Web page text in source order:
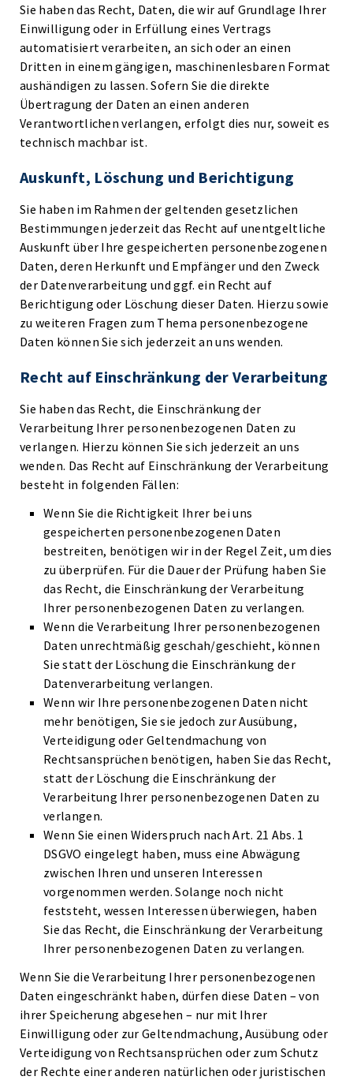
Sie haben das Recht, Daten, die wir auf Grundlage Ihrer
Einwilligung oder in Erfüllung eines Vertrags
automatisiert verarbeiten, an sich oder an einen
Dritten in einem gängigen, maschinenlesbaren Format
aushändigen zu lassen. Sofern Sie die direkte
Übertragung der Daten an einen anderen
Verantwortlichen verlangen, erfolgt dies nur, soweit es
technisch machbar ist.
Auskunft, Löschung und Berichtigung
Sie haben im Rahmen der geltenden gesetzlichen
Bestimmungen jederzeit das Recht auf unentgeltliche
Auskunft über Ihre gespeicherten personenbezogenen
Daten, deren Herkunft und Empfänger und den Zweck
der Datenverarbeitung und ggf. ein Recht auf
Berichtigung oder Löschung dieser Daten. Hierzu sowie
zu weiteren Fragen zum Thema personenbezogene
Daten können Sie sich jederzeit an uns wenden.
Recht auf Einschränkung der Verarbeitung
Sie haben das Recht, die Einschränkung der
Verarbeitung Ihrer personenbezogenen Daten zu
verlangen. Hierzu können Sie sich jederzeit an uns
wenden. Das Recht auf Einschränkung der Verarbeitung
besteht in folgenden Fällen:
Wenn Sie die Richtigkeit Ihrer bei uns
gespeicherten personenbezogenen Daten
bestreiten, benötigen wir in der Regel Zeit, um dies
zu überprüfen. Für die Dauer der Prüfung haben Sie
das Recht, die Einschränkung der Verarbeitung
Ihrer personenbezogenen Daten zu verlangen.
Wenn die Verarbeitung Ihrer personenbezogenen
Daten unrechtmäßig geschah/geschieht, können
Sie statt der Löschung die Einschränkung der
Datenverarbeitung verlangen.
Wenn wir Ihre personenbezogenen Daten nicht
mehr benötigen, Sie sie jedoch zur Ausübung,
Verteidigung oder Geltendmachung von
Rechtsansprüchen benötigen, haben Sie das Recht,
statt der Löschung die Einschränkung der
Verarbeitung Ihrer personenbezogenen Daten zu
verlangen.
Wenn Sie einen Widerspruch nach Art. 21 Abs. 1
DSGVO eingelegt haben, muss eine Abwägung
zwischen Ihren und unseren Interessen
vorgenommen werden. Solange noch nicht
feststeht, wessen Interessen überwiegen, haben
Sie das Recht, die Einschränkung der Verarbeitung
Ihrer personenbezogenen Daten zu verlangen.
Wenn Sie die Verarbeitung Ihrer personenbezogenen
Daten eingeschränkt haben, dürfen diese Daten – von
ihrer Speicherung abgesehen – nur mit Ihrer
Einwilligung oder zur Geltendmachung, Ausübung oder
Verteidigung von Rechtsansprüchen oder zum Schutz
der Rechte einer anderen natürlichen oder juristischen